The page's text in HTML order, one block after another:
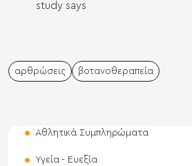
study says
αρθρώσεις βοτανοθεραπεία
Αθλητικά Συμπληρώματα
Υγεία - Ευεξία